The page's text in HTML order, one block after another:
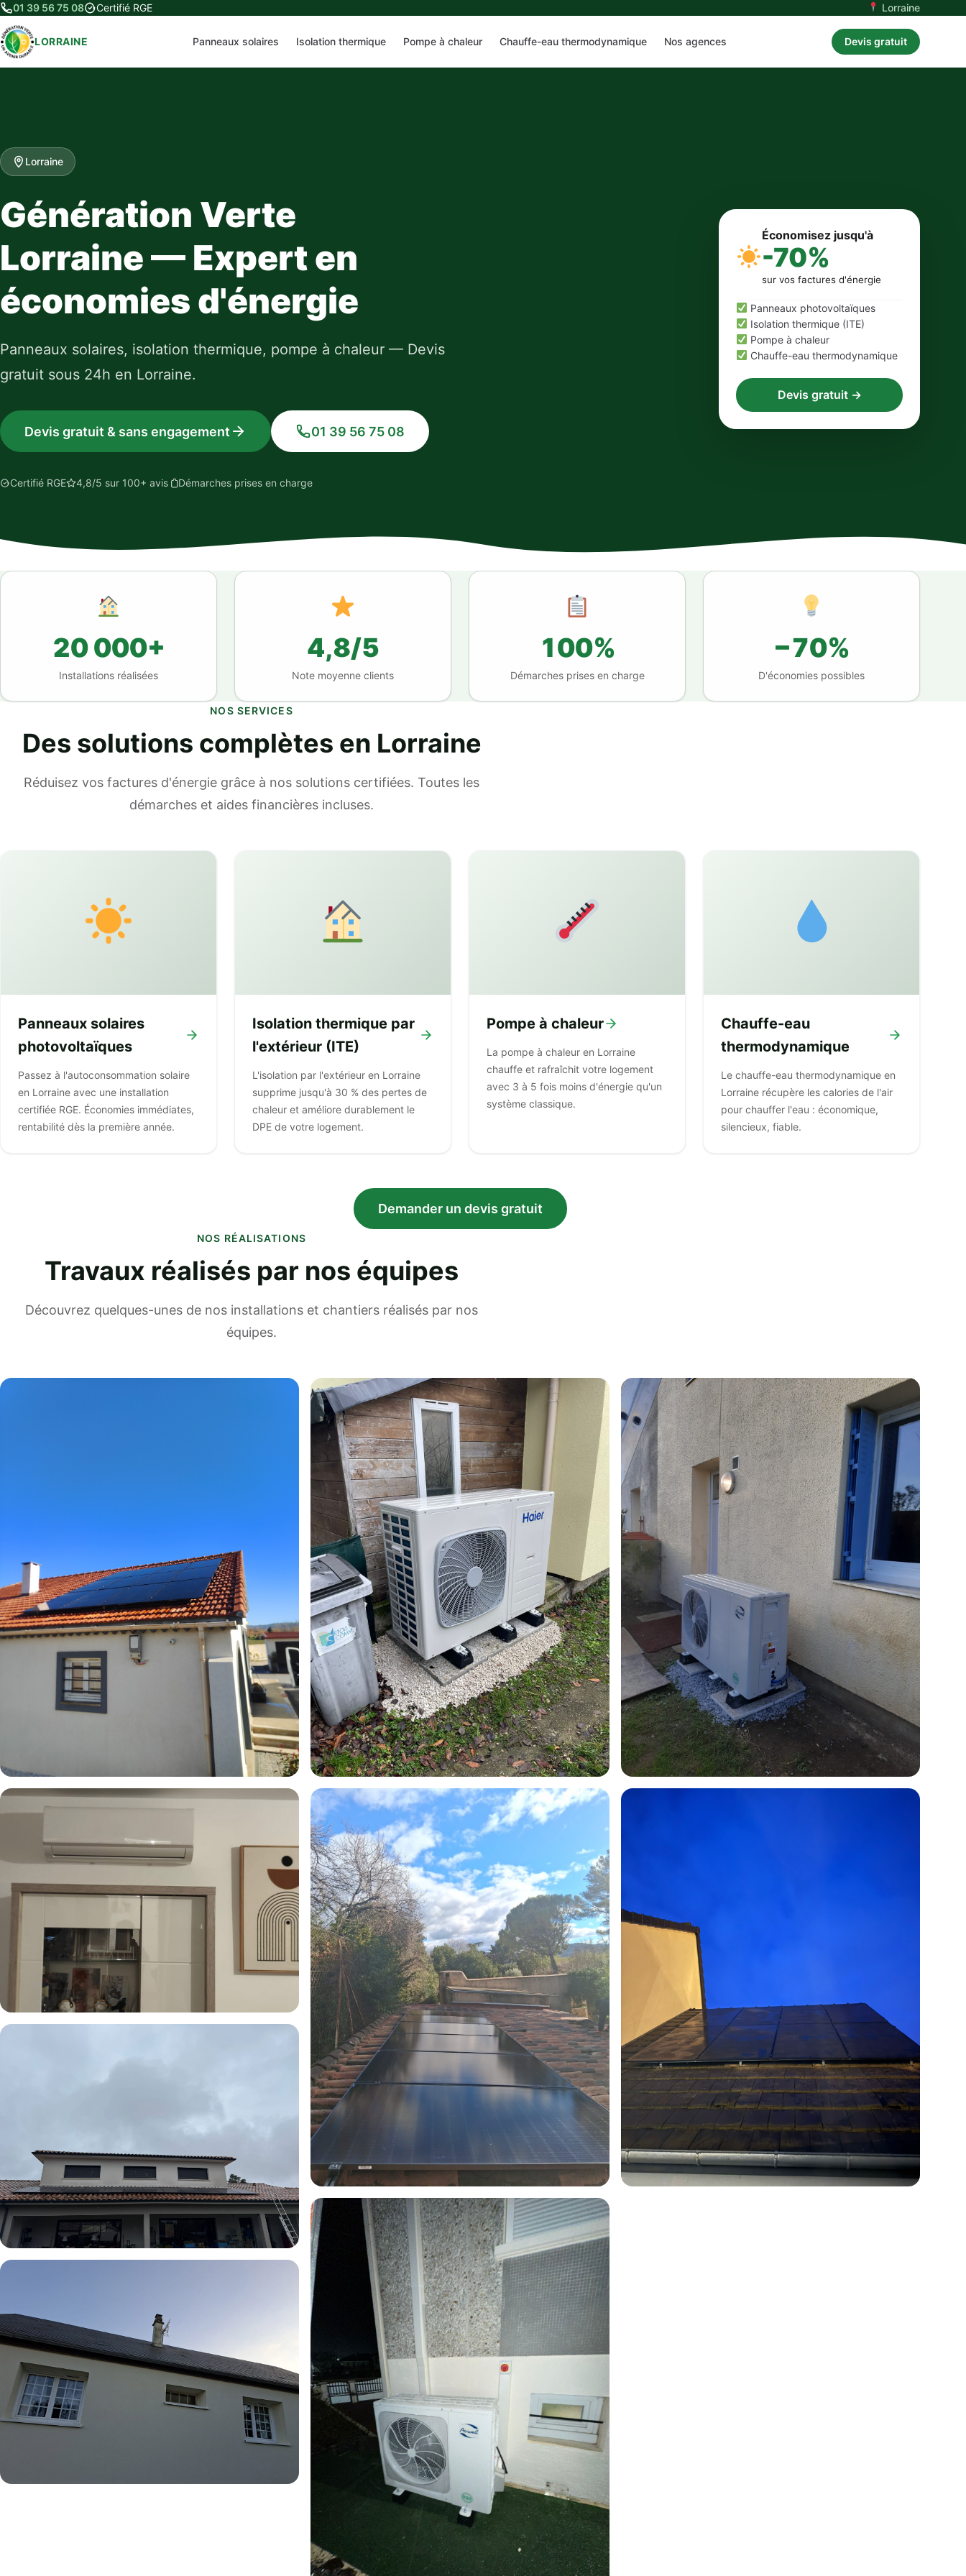
01 39 56 75 08 Certifié RGE Lorraine
LORRAINE Panneaux solaires Isolation thermique Pompe à chaleur Chauffe-eau thermodynamique Nos agences Devis gratuit
Lorraine
Génération Verte
Lorraine — Expert en
économies d'énergie
Panneaux solaires, isolation thermique, pompe à chaleur — Devis
gratuit sous 24h en Lorraine.
Devis gratuit & sans engagement 01 39 56 75 08
Certifié RGE 4,8/5 sur 100+ avis Démarches prises en charge
Économisez jusqu'à
-70%
sur vos factures d'énergie
Panneaux photovoltaïques
Isolation thermique (ITE)
Pompe à chaleur
Chauffe-eau thermodynamique
Devis gratuit →
20 000+
Installations réalisées
4,8/5
Note moyenne clients
100%
Démarches prises en charge
−70%
D'économies possibles
NOS SERVICES
Des solutions complètes en Lorraine
Réduisez vos factures d'énergie grâce à nos solutions certifiées. Toutes les
démarches et aides financières incluses.
Panneaux solaires
photovoltaïques
Passez à l'autoconsommation solaire
en Lorraine avec une installation
certifiée RGE. Économies immédiates,
rentabilité dès la première année.
Isolation thermique par
l'extérieur (ITE)
L'isolation par l'extérieur en Lorraine
supprime jusqu'à 30 % des pertes de
chaleur et améliore durablement le
DPE de votre logement.
Pompe à chaleur
La pompe à chaleur en Lorraine
chauffe et rafraîchit votre logement
avec 3 à 5 fois moins d'énergie qu'un
système classique.
Chauffe-eau
thermodynamique
Le chauffe-eau thermodynamique en
Lorraine récupère les calories de l'air
pour chauffer l'eau : économique,
silencieux, fiable.
Demander un devis gratuit
NOS RÉALISATIONS
Travaux réalisés par nos équipes
Découvrez quelques-unes de nos installations et chantiers réalisés par nos
équipes.